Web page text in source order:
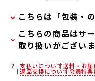
こちらは「包装・
弊社での包装・の
カートに入れた後
(330円/個)設定へ」
い。
こちらの商品はサ
取り扱いがござい
在庫状況につきま
支払いについて送料・お届
返品交換について会員特典